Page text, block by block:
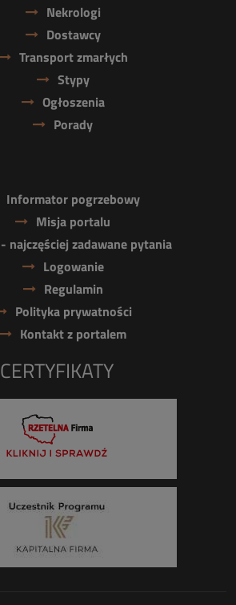
Nekrologi
Dostawcy
Transport zmarłych
Stypy
Ogłoszenia
Porady
Informator pogrzebowy
Misja portalu
najczęściej zadawane pytania
Logowanie
Regulamin
Polityka prywatności
Kontakt z portalem
CERTYFIKATY